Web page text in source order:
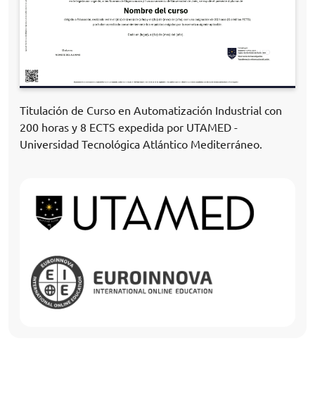
Titulación de Curso en Automatización Industrial con
200 horas y 8 ECTS expedida por UTAMED -
Universidad Tecnológica Atlántico Mediterráneo.